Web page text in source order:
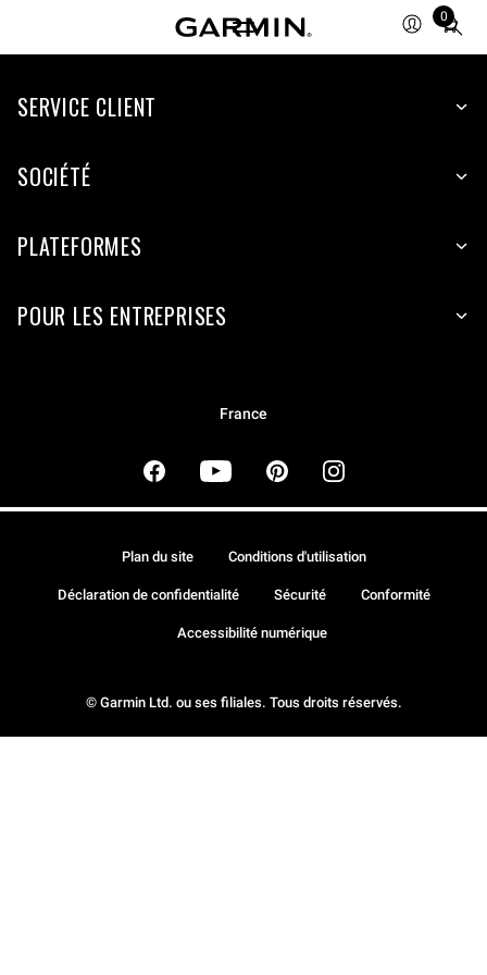
0
Total
SERVICE CLIENT
SOCIÉTÉ
PLATEFORMES
POUR LES ENTREPRISES
France
© Garmin Ltd. ou ses filiales. Tous droits réservés.
Plan du site Conditions d'utilisation
Déclaration de confidentialité Sécurité Conformité
Accessibilité numérique